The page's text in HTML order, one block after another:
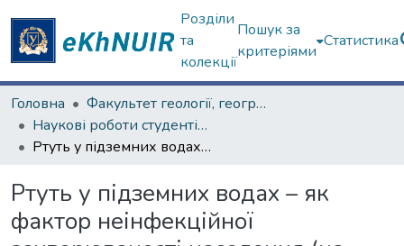
Розділи
та
колекції
Пошук за
критеріями
Статистика
Головна
Факультет геології, географіії, рекреації і туризму
Наукові роботи студентів та аспірантів. Факультет геології, географіії, рекреації і туризму
Ртуть у підземних водах – як фактор неінфекційної захворюваності населення (на прикладі Донецької області)
Ртуть у підземних водах – як
фактор неінфекційної